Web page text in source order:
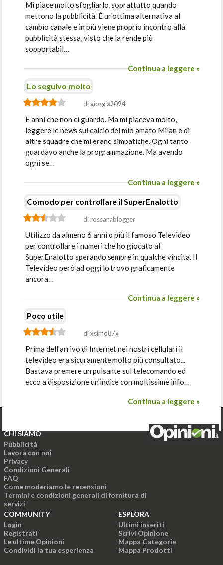
Mi piace molto sfogliarlo, soprattutto quando
mettono la pubblicità. È un'ottima alternativa al
cambio canale e in più viene proprio incontro alla
pubblicità stessa, visto che la rende più
sopportabil…
Continua a leggere »
Lo seguivo molto
di giorgia9094
E anni che non ci guardo. Ma mi piaceva molto,
leggere le news sul calcio del mio amato Milan e di
altre squadre che mi erano simpatiche. Ogni tanto
guardavo anche la programmazione. Ma avendo
ogni se…
Continua a leggere »
Comodo per controllare il SuperEnalotto
di rossanablogger
Utilizzo da almeno 6 anni o più il famoso Televideo
per controllare i numeri che ho giocato al
SuperEnalotto sperando sempre in qualche vincita. Il
Televideo però ad oggi lo trovo graficamente
ancora…
Continua a leggere »
Poco utile
di xsimo87x
Prima dell'arrivo di Internet nei nostri cellulari il
televideo era sicuramente molto più consultato...
Bastava premere un pulsante sul telecomando ed
ecco a disposizione un'indice con moltissime info…
Continua a leggere »
CHI SIAMO
Pubblicità
Lavora con noi
Privacy
Condizioni Generali
FAQ
Come moderiamo le recensioni
Termini e condizioni generali di fornitura di
servizi
COMMUNITY
Login
Registrati
Le ultime Opinioni
Condividi la tua esperienza
ESPLORA
Ultimi inseriti
Scrivi Opinione
Mappa Categorie
Mappa Prodotti